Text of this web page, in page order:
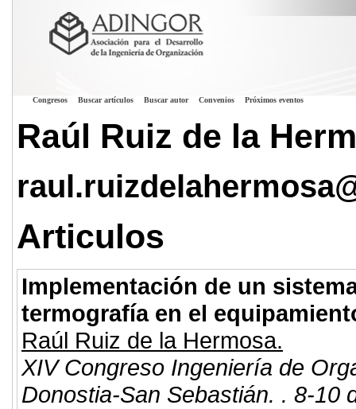
Congresos Buscar artículos Buscar autor Convenios Próximos eventos
Raúl Ruiz de la
Articulos
Implementación de un
termografía en el
Raúl Ruiz de la Hermosa.
XIV Congreso Ingeniería de
Donostia-San Sebastián. . 8-10